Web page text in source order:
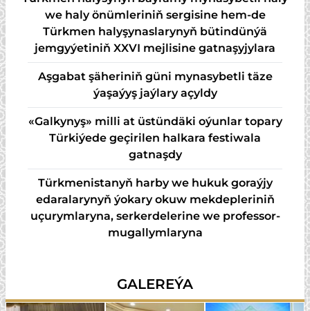
we haly önümleriniň sergisine hem-de
Türkmen halyşynaslarynyň bütindünýä
jemgyýetiniň XXVI mejlisine gatnaşyjylara
Aşgabat şäheriniň güni mynasybetli täze
ýaşaýyş jaýlary açyldy
«Galkynyş» milli at üstündäki oýunlar topary
Türkiýede geçirilen halkara festiwala
gatnaşdy
Türkmenistanyň harby we hukuk goraýjy
edaralarynyň ýokary okuw mekdepleriniň
uçurymlaryna, serkerdelerine we professor-
mugallymlaryna
GALEREÝA